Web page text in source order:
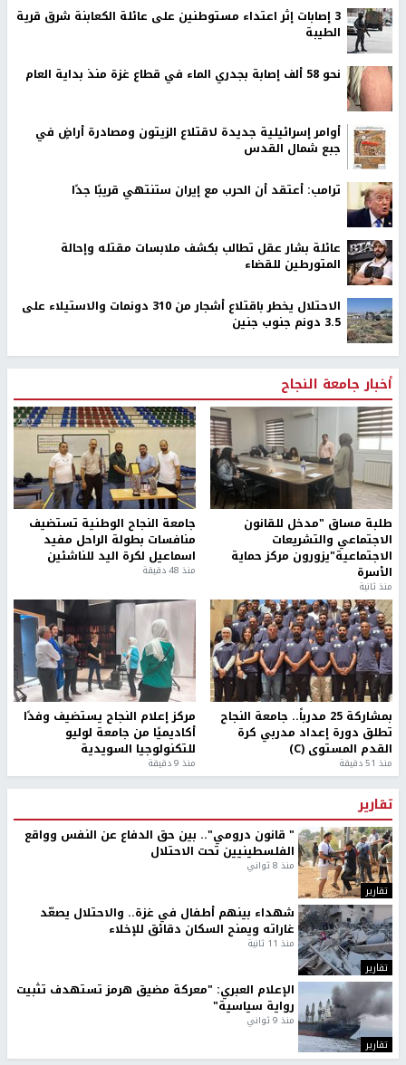
‏3 إصابات إثر اعتداء مستوطنين على عائلة الكعابنة شرق قرية
الطيبة
نحو 58 ألف إصابة بجدري الماء في قطاع غزة منذ بداية العام
أوامر إسرائيلية جديدة لاقتلاع الزيتون ومصادرة أراضٍ في
جبع شمال القدس
ترامب: أعتقد أن الحرب مع إيران ستنتهي قريبًا جدًا
عائلة بشار عقل تطالب بكشف ملابسات مقتله وإحالة
المتورطين للقضاء
الاحتلال يخطر باقتلاع أشجار من 310 دونمات والاستيلاء على
3.5 دونم جنوب جنين
أخبار جامعة النجاح
طلبة مساق "مدخل للقانون
الاجتماعي والتشريعات
الاجتماعية"يزورون مركز حماية
الأسرة
منذ ثانية
جامعة النجاح الوطنية تستضيف
منافسات بطولة الراحل مفيد
اسماعيل لكرة اليد للناشئين
منذ 48 دقيقة
بمشاركة 25 مدرباً.. جامعة النجاح
تطلق دورة إعداد مدربي كرة
القدم المستوى (C)
منذ 51 دقيقة
مركز إعلام النجاح يستضيف وفدًا
أكاديميًا من جامعة لوليو
للتكنولوجيا السويدية
منذ 9 دقيقة
تقارير
تقارير
" قانون درومي".. بين حق الدفاع عن النفس وواقع
الفلسطينيين تحت الاحتلال
منذ 8 ثواني
تقارير
شهداء بينهم أطفال في غزة.. والاحتلال يصعّد
غاراته ويمنح السكان دقائق للإخلاء
منذ 11 ثانية
تقارير
الإعلام العبري: "معركة مضيق هرمز تستهدف تثبيت
رواية سياسية"
منذ 9 ثواني